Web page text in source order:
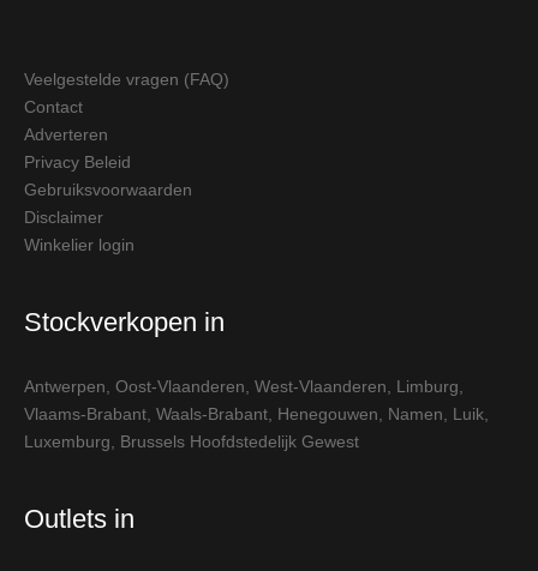
Veelgestelde vragen (FAQ)
Contact
Adverteren
Privacy Beleid
Gebruiksvoorwaarden
Disclaimer
Winkelier login
Stockverkopen in
Antwerpen Oost-Vlaanderen West-Vlaanderen Limburg
Vlaams-Brabant Waals-Brabant Henegouwen Namen Luik
Luxemburg
Brussels Hoofdstedelijk Gewest
Outlets in